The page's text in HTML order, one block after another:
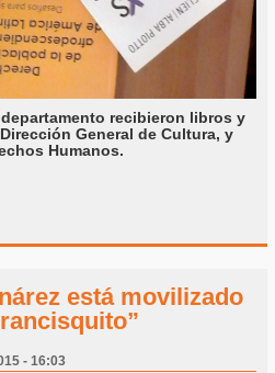
recibieron libros y
General de Cultura, y
Humanos.
está movilizado
- 16:03